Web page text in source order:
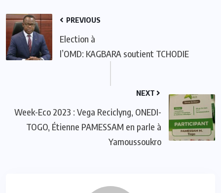
PREVIOUS
Election à
l’OMD: KAGBARA soutient TCHODIE
NEXT
Week-Eco 2023 : Vega Reciclyng, ONEDI-
TOGO, Étienne PAMESSAM en parle à
Yamoussoukro